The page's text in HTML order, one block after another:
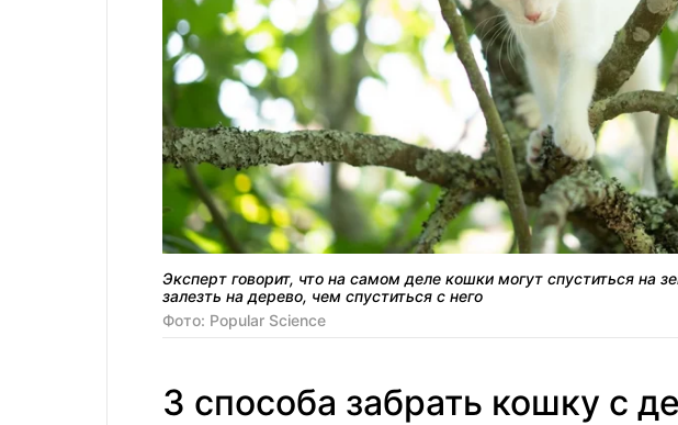
Эксперт говорит, что на самом деле кошки могут спуститься на
залезть на дерево, чем спуститься с него
Фото: Popular Science
3 способа забрать кошку с